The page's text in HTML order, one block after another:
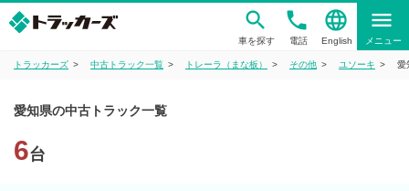
車を探す
phone
電話
language
English
menu
メニュー
トラッカーズ 中古トラック一覧 トレーラ（まな板） その他 ユソーキ 愛
愛知県の中古トラック一覧
6台